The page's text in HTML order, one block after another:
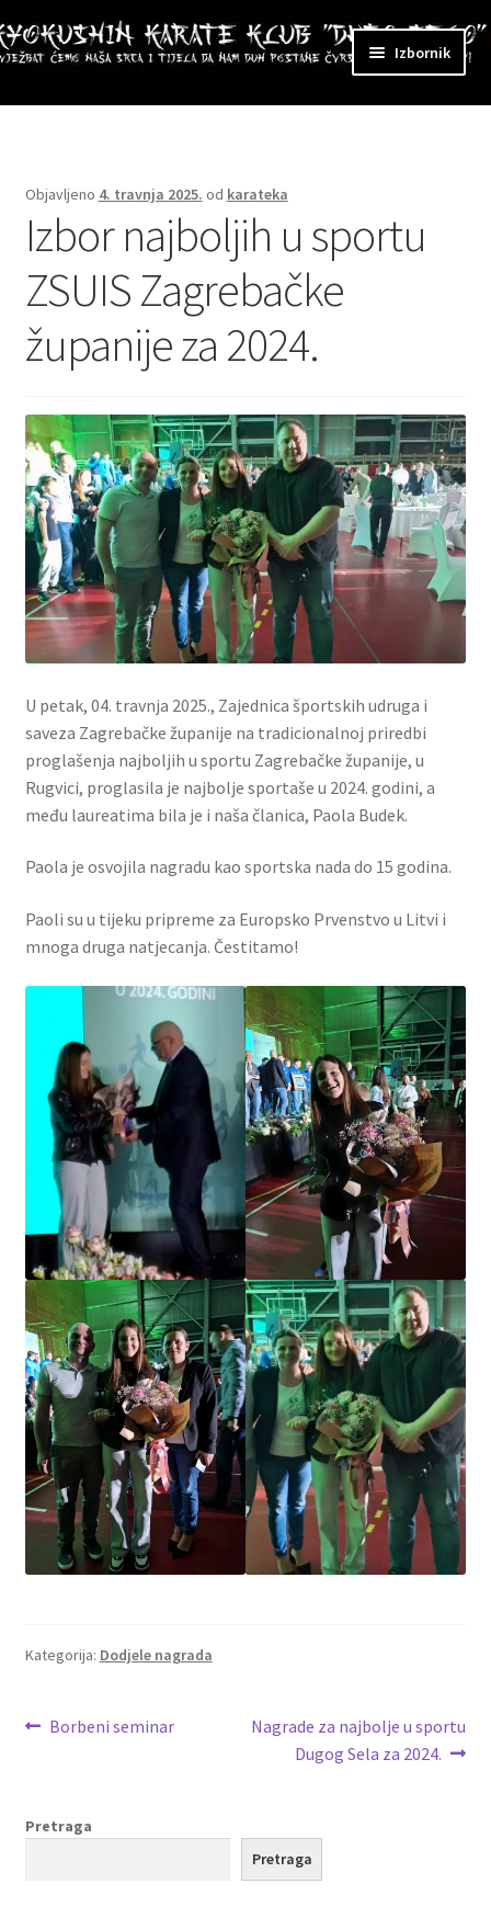
Preskoči
na
Skoči
do
Izbornik
Objavljeno 4. travnja 2025. od karateka
Izbor najboljih u sportu
ZSUIS Zagrebačke
županije za 2024.
U petak, 04. travnja 2025., Zajednica športskih udruga i
saveza Zagrebačke županije na tradicionalnoj priredbi
proglašenja najboljih u sportu Zagrebačke županije, u
Rugvici, proglasila je najbolje sportaše u 2024. godini, a
među laureatima bila je i naša članica, Paola Budek.
Paola je osvojila nagradu kao sportska nada do 15 godina.
Paoli su u tijeku pripreme za Europsko Prvenstvo u Litvi i
mnoga druga natjecanja. Čestitamo!
Kategorija: Dodjele nagrada
Navigacija
Prethodna
Borbeni seminar
Sljedeća
objava:
Nagrade za najbolje u sportu
Dugog Sela za 2024.
Pretraga
Pretraga